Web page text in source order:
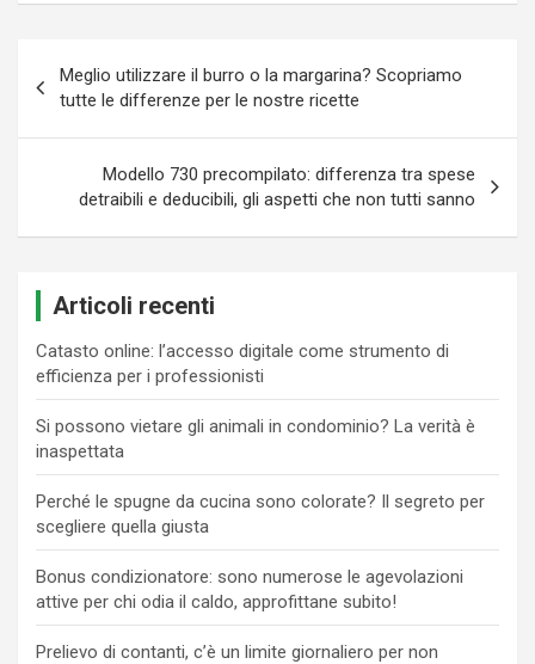
articoli
Meglio utilizzare il burro o la margarina? Scopriamo
tutte le differenze per le nostre ricette
Modello 730 precompilato: differenza tra spese
detraibili e deducibili, gli aspetti che non tutti sanno
Articoli recenti
Catasto online: l’accesso digitale come strumento di
efficienza per i professionisti
Si possono vietare gli animali in condominio? La verità è
inaspettata
Perché le spugne da cucina sono colorate? Il segreto per
scegliere quella giusta
Bonus condizionatore: sono numerose le agevolazioni
attive per chi odia il caldo, approfittane subito!
Prelievo di contanti, c’è un limite giornaliero per non